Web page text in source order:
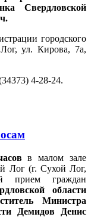
Свердловской
городского
ул. Кирова, 7а,
4-28-24.
в малом зале
Лог (г. Сухой Лог,
граждан
области
Министра
Демидов Денис